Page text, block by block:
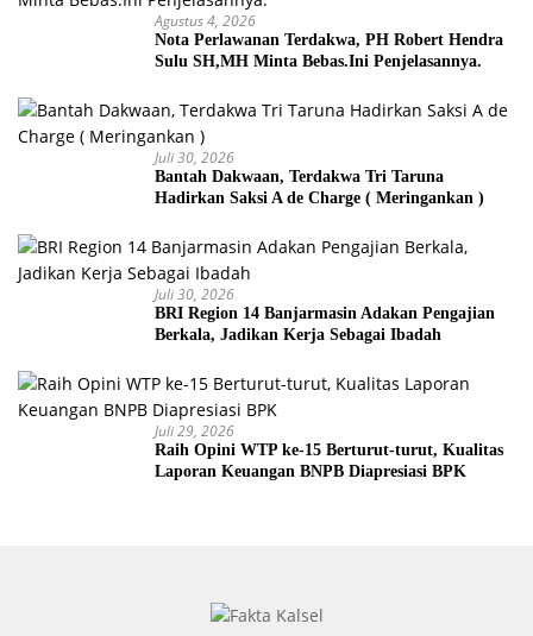
Agustus 4, 2026
Nota Perlawanan Terdakwa, PH Robert Hendra
Sulu SH,MH Minta Bebas.Ini Penjelasannya.
Juli 30, 2026
Bantah Dakwaan, Terdakwa Tri Taruna
Hadirkan Saksi A de Charge ( Meringankan )
Juli 30, 2026
BRI Region 14 Banjarmasin Adakan Pengajian
Berkala, Jadikan Kerja Sebagai Ibadah
Juli 29, 2026
Raih Opini WTP ke-15 Berturut-turut, Kualitas
Laporan Keuangan BNPB Diapresiasi BPK